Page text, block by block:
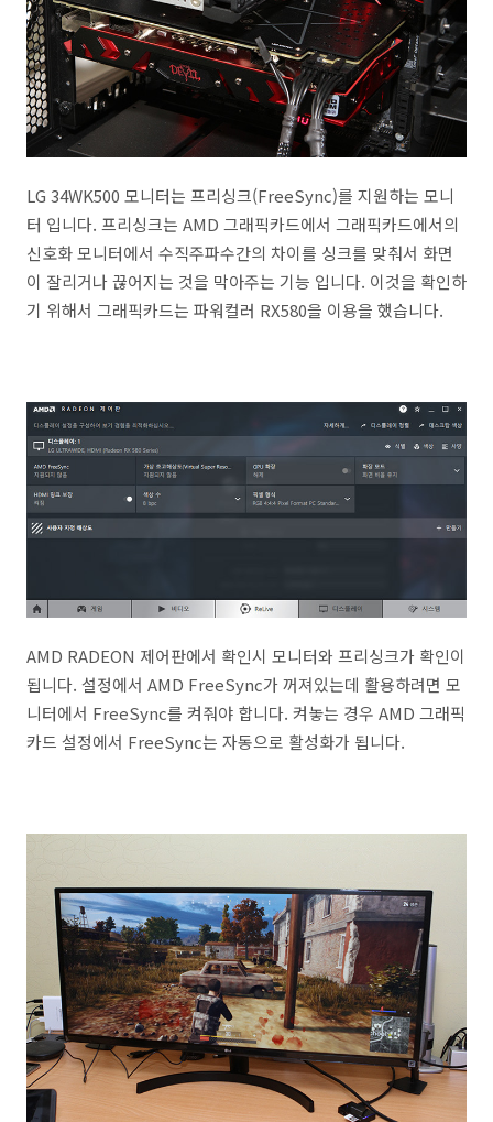
LG 34WK500 모니터는 프리싱크(FreeSync)를 지원하는 모니
터 입니다. 프리싱크는 AMD 그래픽카드에서 그래픽카드에서의
신호화 모니터에서 수직주파수간의 차이를 싱크를 맞춰서 화면
이 잘리거나 끊어지는 것을 막아주는 기능 입니다. 이것을 확인하
기 위해서 그래픽카드는 파워컬러 RX580을 이용을 했습니다.
AMD RADEON 제어판에서 확인시 모니터와 프리싱크가 확인이
됩니다. 설정에서 AMD FreeSync가 꺼져있는데 활용하려면 모
니터에서 FreeSync를 켜줘야 합니다. 켜놓는 경우 AMD 그래픽
카드 설정에서 FreeSync는 자동으로 활성화가 됩니다.